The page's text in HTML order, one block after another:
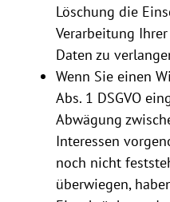
Löschung die
Verarbeitung
Daten zu
Wenn Sie einen
Abs. 1 DSGVO
Abwägung
Interessen
noch nicht
überwiegen,